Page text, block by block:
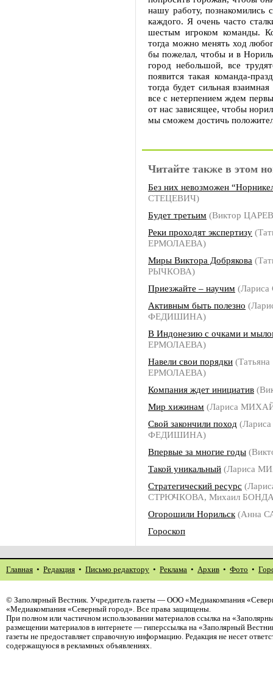
нашу работу,
каждого. Я очень часто
шестым игроком команды.
тогда можно менять ход
бы пожелал, чтобы и в
город небольшой, все
появится такая команда-
тогда будет сильная
все с нетерпением ждем
от нас зависящее, чтобы
мы сможем достичь
Читайте также в этом
Без них невозможен
СТЕЦЕВИЧ)
Будет третьим (Виктор
Реки проходят экспертизу
ЕРМОЛАЕВА)
Миры Виктора Добрякова
РЫЧКОВА)
Приезжайте – научим
Активным быть полезно
ФЕДИШИНА)
В Индонезию с очками и
ЕРМОЛАЕВА)
Навели свои порядки (Татьяна
ЕРМОЛАЕВА)
Компания ждет инициатив
Мир хижинам (Лариса
Свой закончили поход (Лариса
ФЕДИШИНА)
Впервые за многие годы
Такой уникальный (Лариса
Стратегический ресурс
СТРЮЧКОВА, Михаил
Огорошили Норильск (Анна
Гороскоп
Главная • Редакция • Письмо редактору • Реклама • Архив • Фото •
© Заполярный Вестник. Учредитель газеты — ООО «Медиакомпания
«Медиакомпания «Северный город». Все права защищены.
При полном или частичном использовании материалов ссылка на
размещении материалов в интернете — гиперссылка на «Заполярный
газеты не предоставляет справочную информацию. Редакция не несет
содержащуюся в рекламных объявлениях.